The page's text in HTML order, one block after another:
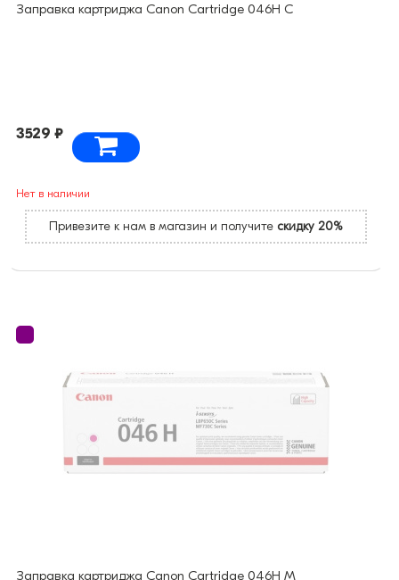
Заправка картриджа Canon Cartridge 046H C
3529 ₽
Нет в наличии
Привезите к нам в магазин и получите скидку 20%
Заправка картриджа Canon Cartridge 046H M